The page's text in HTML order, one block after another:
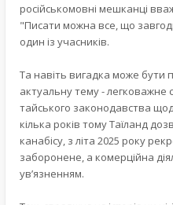
російськомовні мешканці
"Писати можна все, що
один із учасників.
Та навіть вигадка може бути
актуальну тему - легковажне
тайського законодавства
кілька років тому Таїланд
канабісу, з літа 2025 року
заборонене, а комерційна
ув’язненням.